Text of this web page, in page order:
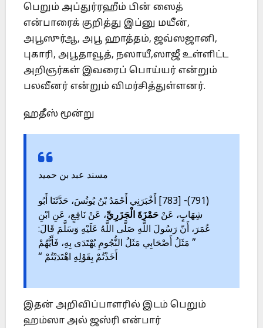
பெறும் அப்துர்ரஹீம் பின் ஸைத்
என்பாரைக் குறித்து இப்னு மயீன்,
அபூஸுர்ஆ, அபூ ஹாத்தம், ஜவ்ஸஜானி,
புகாரி, அபூதாவூத், நஸாயீ,ஸாஜீ உள்ளிட்ட
அறிஞர்கள் இவரைப் பொய்யர் என்றும்
பலவீனர் என்றும் விமர்சித்துள்ளனர்.
ஹதீஸ் மூன்று
مسند عبد بن حميد
(791)- [783] أَخْبَرَنِي أَحْمَدُ بْنُ يُونُسَ، حَدَّثَنَا أَبُو
شِهَابٍ، عَنْ حَمْزَةَ الْجَزَرِيِّ، عَنْ نَافِعٍ، عَنِ ابْنِ
عُمَرَ، أَنّ رَسُولَ اللَّهِ صَلَّى اللَّهُ عَلَيْهِ وَسَلَّمَ قَالَ:
” مَثَلُ أَصْحَابِي مَثَلُ النُّجُومِ يُهْتَدَى بِهِ، فَأَيُّهُمْ
أَخَذْتُمْ بِقَوْلِهِ اهْتَدَيْتُمْ “
இதன் அறிவிப்பாளரில் இடம் பெறும்
ஹம்ஸா அல் ஜஸ்ரி என்பார்